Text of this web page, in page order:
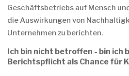
Geschäftsbetriebs auf Mensch
die Auswirkungen von
Unternehmen zu berichten.
Ich bin nicht betroffen - bin ich
Berichtspflicht als Chance für